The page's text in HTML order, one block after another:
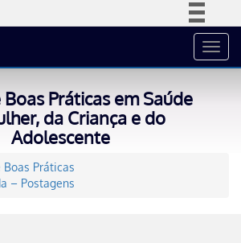
Acesso à informação
Práticas em Saúde
da Criança e do
Adolescente
Boas Práticas
– Postagens